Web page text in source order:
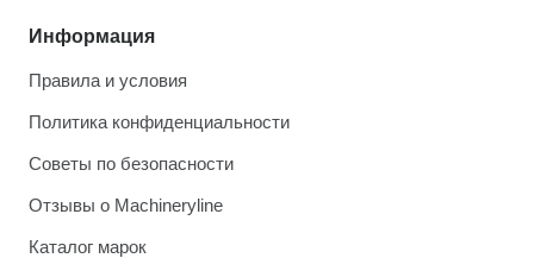
Информация
Правила и условия
Политика конфиденциальности
Советы по безопасности
Отзывы о Machineryline
Каталог марок